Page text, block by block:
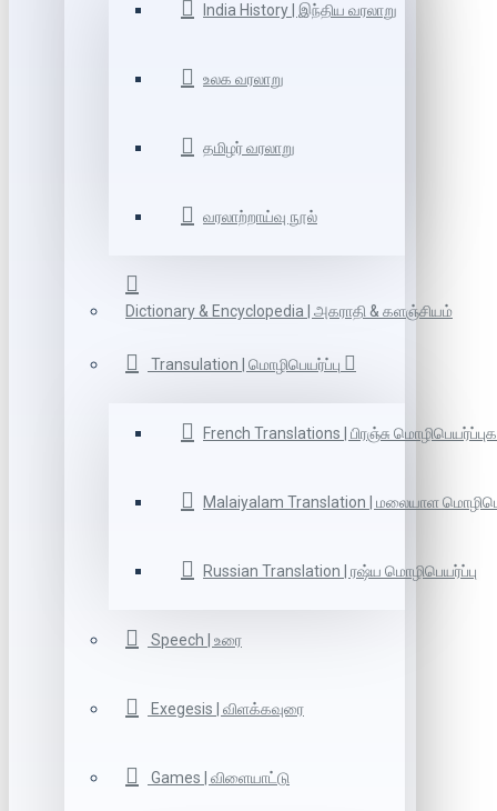
India History | இந்திய வரலாறு
உலக வரலாறு
தமிழர் வரலாறு
வரலாற்றாய்வு நூல்
Dictionary & Encyclopedia | அகராதி & களஞ்சியம்
Transulation | மொழிபெயர்ப்பு
French Translations | பிரஞ்சு
Malaiyalam Translation | மலையாள
Russian Translation | ரஷ்ய மொழிபெயர்ப்பு
Speech | உரை
Exegesis | விளக்கவுரை
Games | விளையாட்டு